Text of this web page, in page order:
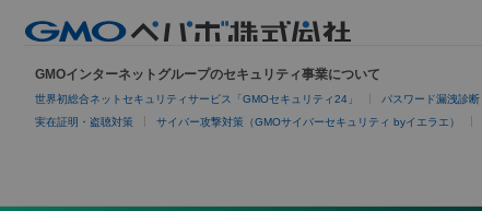
GMOインターネットグループのセキュリティ事業について
世界初総合ネットセキュリティサービス「GMOセキュリティ24」 パスワード漏洩診断
実在証明・盗聴対策 サイバー攻撃対策（GMOサイバーセキュリティ byイエラエ）